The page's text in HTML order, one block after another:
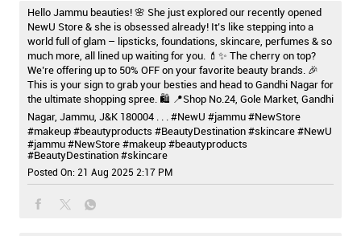
Hello Jammu beauties! 🌸 She just explored our recently opened
NewU Store & she is obsessed already! It’s like stepping into a
world full of glam – lipsticks, foundations, skincare, perfumes & so
much more, all lined up waiting for you. 💄✨ The cherry on top?
We’re offering up to 50% OFF on your favorite beauty brands. 🎉
This is your sign to grab your besties and head to Gandhi Nagar for
the ultimate shopping spree. 🛍️ 📍Shop No.24, Gole Market, Gandhi
Nagar, Jammu, J&K 180004 . . . #NewU #jammu #NewStore
#makeup #beautyproducts #BeautyDestination #skincare#NewU
#jammu#NewStore#makeup#beautyproducts
#BeautyDestination#skincare
Posted On: 21 Aug 2025 2:17 PM